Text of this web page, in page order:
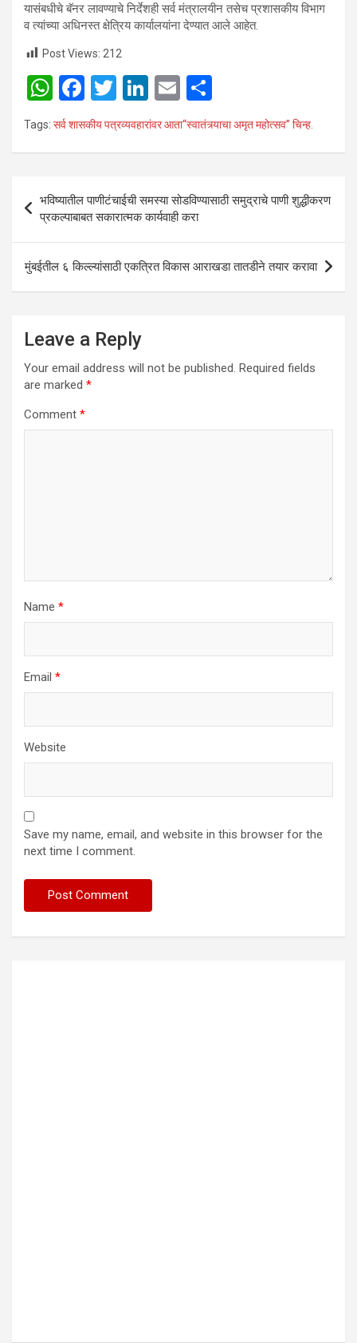
यासंबधीचे बॅनर लावण्याचे निर्देशही सर्व मंत्रालयीन तसेच प्रशासकीय विभाग
व त्यांच्या अधिनस्त क्षेत्रिय कार्यालयांना देण्यात आले आहेत.
Post Views: 212
W
h
at
A
p
p
F
a
ce
o
o
k
T
wi
tt
Li
n
ke
n
E
m
ail
h
ar
Tags: सर्व शासकीय पत्रव्यवहारांवर आता“स्वातंत्र्याचा अमृत महोत्सव” चिन्ह.
Post
navigation
भविष्यातील पाणीटंचाईची समस्या सोडविण्यासाठी समुद्राचे पाणी शुद्धीकरण
प्रकल्पाबाबत सकारात्मक कार्यवाही करा
मुंबईतील ६ किल्ल्यांसाठी एकत्रित विकास आराखडा तातडीने तयार करावा
Leave a Reply
Your email address will not be published. Required fields
are marked *
Comment *
Name *
Email *
Website
Save my name, email, and website in this browser for the
next time I comment.